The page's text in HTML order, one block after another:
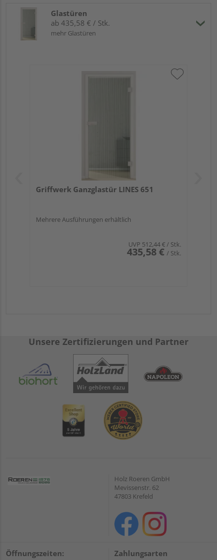
Glastüren
ab 435,58 € / Stk.
mehr Glastüren
Griffwerk Ganzglastür LINES 651
Mehrere Ausführungen erhältlich
UVP 512,44 €/ Stk.
435,58 € / Stk.
Unsere Zertifizierungen und Partner
Holz Roeren GmbH
Mevissenstr. 62
47803 Krefeld
Öffnungszeiten: Zahlungsarten